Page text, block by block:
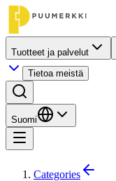
Tuotteet ja palvelut
Tietoa meistä
Suomi
Categories